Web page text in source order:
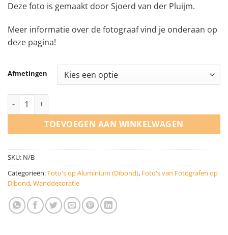
Deze foto is gemaakt door Sjoerd van der Pluijm.
Meer informatie over de fotograaf vind je onderaan op
deze pagina!
Afmetingen
De Amsterdamse herenhuizen aantal
TOEVOEGEN AAN WINKELWAGEN
SKU: N/B
Categorieën: Foto's op Aluminium (Dibond), Foto's van Fotografen op
Dibond,Wanddecoratie